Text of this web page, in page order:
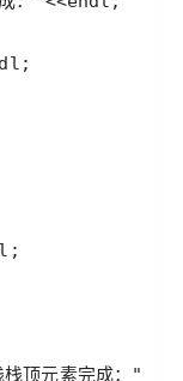
顶元素完成："